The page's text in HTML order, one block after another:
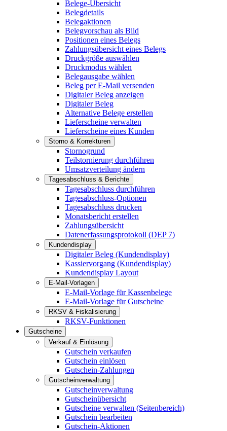
Belege-Übersicht
Belegdetails
Belegaktionen
Belegvorschau als Bild
Positionen eines Belegs
Zahlungsübersicht eines Belegs
Druckgröße auswählen
Druckmodus wählen
Belegausgabe wählen
Beleg per E-Mail versenden
Digitaler Beleg anzeigen
Digitaler Beleg
Alternative Belege erstellen
Lieferscheine verwalten
Lieferscheine eines Kunden
Storno & Korrekturen
Stornogrund
Teilstornierung durchführen
Umsatzverteilung ändern
Tagesabschluss & Berichte
Tagesabschluss durchführen
Tagesabschluss-Optionen
Tagesabschluss drucken
Monatsbericht erstellen
Zahlungsübersicht
Datenerfassungsprotokoll (DEP 7)
Kundendisplay
Digitaler Beleg (Kundendisplay)
Kassiervorgang (Kundendisplay)
Kundendisplay Layout
E-Mail-Vorlagen
E-Mail-Vorlage für Kassenbelege
E-Mail-Vorlage für Gutscheine
RKSV & Fiskalisierung
RKSV-Funktionen
Gutscheine
Verkauf & Einlösung
Gutschein verkaufen
Gutschein einlösen
Gutschein-Zahlungen
Gutscheinverwaltung
Gutscheinverwaltung
Gutscheinübersicht
Gutscheine verwalten (Seitenbereich)
Gutschein bearbeiten
Gutschein-Aktionen